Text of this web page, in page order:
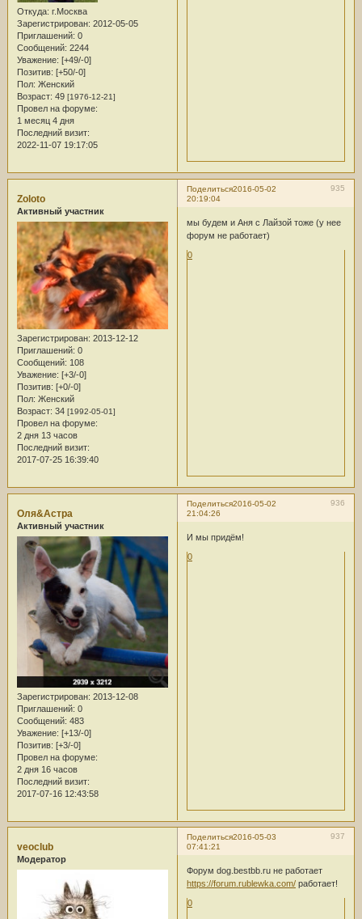
Откуда: г.Москва
Зарегистрирован: 2012-05-05
Приглашений: 0
Сообщений: 2244
Уважение: [+49/-0]
Позитив: [+50/-0]
Пол: Женский
Возраст: 49 [1976-12-21]
Провел на форуме:
1 месяц 4 дня
Последний визит:
2022-11-07 19:17:05
Поделиться 935
2016-05-02
20:19:04
Zoloto
Активный участник
Зарегистрирован: 2013-12-12
Приглашений: 0
Сообщений: 108
Уважение: [+3/-0]
Позитив: [+0/-0]
Пол: Женский
Возраст: 34 [1992-05-01]
Провел на форуме:
2 дня 13 часов
Последний визит:
2017-07-25 16:39:40
мы будем и Аня с Лайзой тоже (у нее
форум не работает)
0
Поделиться 936
2016-05-02
21:04:26
Оля&Астра
Активный участник
Зарегистрирован: 2013-12-08
Приглашений: 0
Сообщений: 483
Уважение: [+13/-0]
Позитив: [+3/-0]
Провел на форуме:
2 дня 16 часов
Последний визит:
2017-07-16 12:43:58
И мы придём!
0
Поделиться 937
2016-05-03
07:41:21
veoclub
Модератор
Форум dog.bestbb.ru не работает
https://forum.rublewka.com/работает!
0